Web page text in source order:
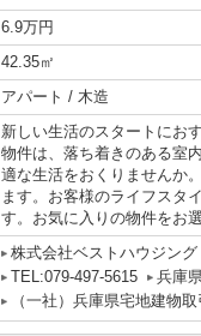
6.9万円
42.35㎡
アパート / 木造
新しい生活のスタートにお
物件は、落ち着きのある室
適な生活をおくりませんか
ます。お客様のライフスタ
す。お気に入りの物件をお
株式会社ベストハウジング
TEL:079-497-5615
兵庫
（一社）兵庫県宅地建物